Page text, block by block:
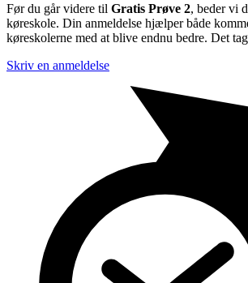
Før du går videre til Gratis Prøve 2, beder vi
køreskole. Din anmeldelse hjælper både
køreskolerne med at blive endnu bedre. Det
Skriv en anmeldelse